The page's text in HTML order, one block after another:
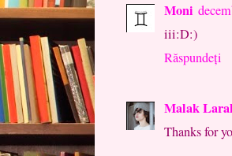
Moni
iii:D:)
Răspundeți
Malak
Thanks for